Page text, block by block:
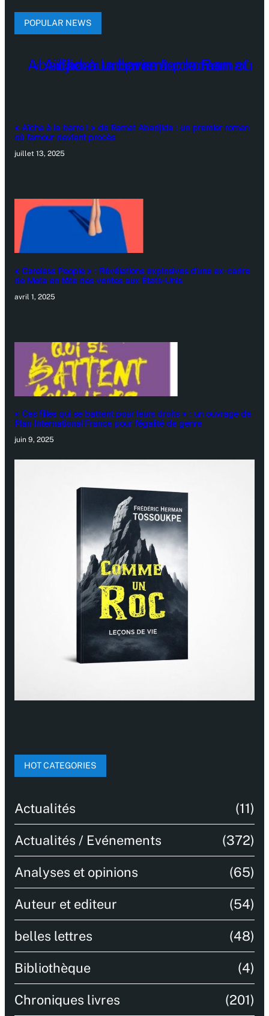
POPULAR NEWS
« Aïcha à la barre ! » de Ramat Abadjida : un premier roman
où l’amour devient procès
juillet 13, 2025
« Careless People » : Révélations explosives d’une ex-cadre
de Meta en tête des ventes aux États-Unis
avril 1, 2025
« Ces filles qui se battent pour leurs droits » : un ouvrage de
Plan International France pour l’égalité de genre
juin 9, 2025
HOT CATEGORIES
Actualités (11)
Actualités / Evénements (372)
Analyses et opinions (65)
Auteur et editeur (54)
belles lettres (48)
Bibliothèque (4)
Chroniques livres (201)